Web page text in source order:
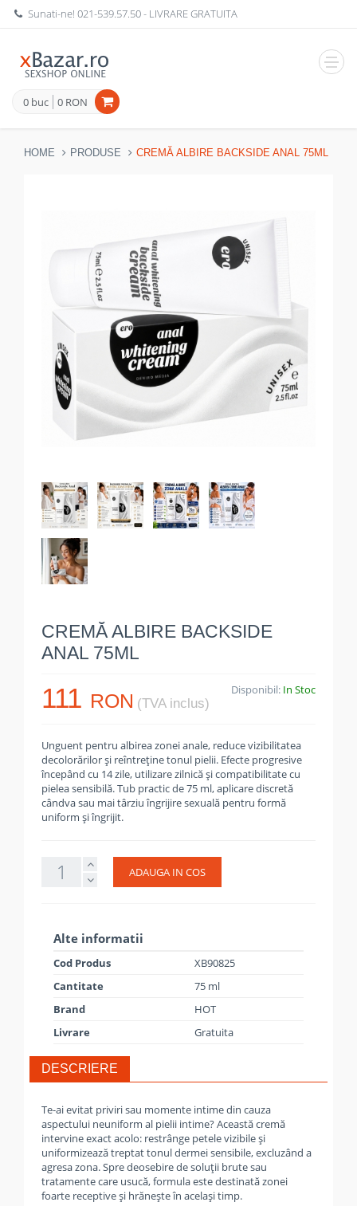
Sunati-ne!021-539.57.50- LIVRARE GRATUITA
0 buc 0 RON
HOME PRODUSE CREMĂ ALBIRE BACKSIDE ANAL 75ML
CREMĂ ALBIRE BACKSIDE
ANAL 75ML
111 RON (TVA inclus)
Disponibil: In Stoc
Unguent pentru albirea zonei anale, reduce vizibilitatea
decolorărilor și reîntreține tonul pielii. Efecte progresive
începând cu 14 zile, utilizare zilnică și compatibilitate cu
pielea sensibilă. Tub practic de 75 ml, aplicare discretă
cândva sau mai târziu îngrijire sexuală pentru formă
uniform și îngrijit.
ADAUGA IN COS
Alte informatii
Cod Produs
XB90825
Cantitate
75 ml
Brand
HOT
Livrare
Gratuita
DESCRIERE
Te-ai evitat priviri sau momente intime din cauza
aspectului neuniform al pielii intime? Această cremă
intervine exact acolo: restrânge petele vizibile și
uniformizează treptat tonul dermei sensibile, excluzând a
agresa zona. Spre deosebire de soluții brute sau
tratamente care usucă, formula este destinată zonei
foarte receptive și hrănește în același timp.